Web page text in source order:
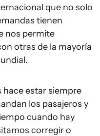
que no solo
tienen
nos permite
otras de la mayoría
estar siempre
los pasajeros y
cuando hay
corregir o